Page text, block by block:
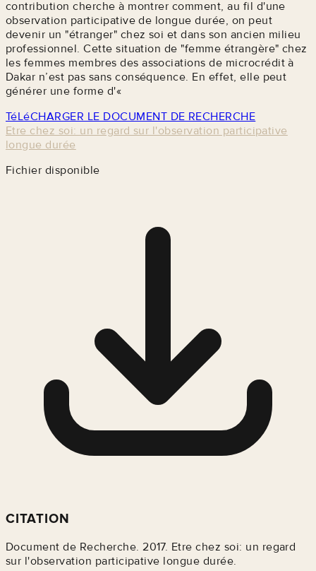
contribution cherche à montrer comment, au fil d'une
observation participative de longue durée, on peut
devenir un "étranger" chez soi et dans son ancien milieu
professionnel. Cette situation de "femme étrangère" chez
les femmes membres des associations de microcrédit à
Dakar n’est pas sans conséquence. En effet, elle peut
générer une forme d'«
TéLéCHARGER LE DOCUMENT DE RECHERCHE
Etre chez soi: un regard sur l'observation participative
longue durée
Fichier disponible
CITATION
Document de Recherche. 2017. Etre chez soi: un regard
sur l'observation participative longue durée.